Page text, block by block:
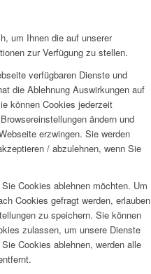
um Ihnen die auf unserer
zur Verfügung zu stellen.
verfügbaren Dienste und
die Ablehnung Auswirkungen auf
können Cookies jederzeit
ändern und
erzwingen. Sie werden
/ abzulehnen, wenn Sie
Cookies ablehnen möchten. Um
Cookies gefragt werden, erlauben
zu speichern. Sie können
zulassen, um unsere Dienste
Cookies ablehnen, werden alle